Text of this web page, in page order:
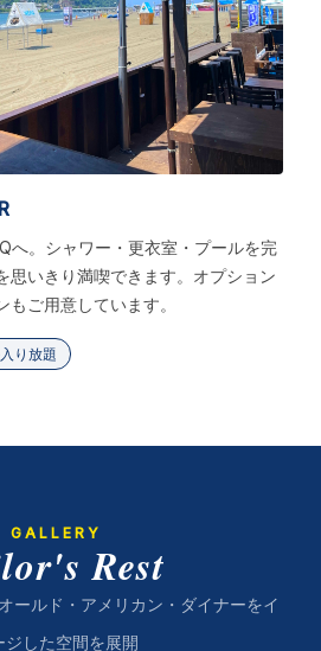
へ。シャワー・更衣室・プールを完
思いきり満喫できます。オプション
ご用意しています。
り放題
GALLERY
Rest
ールド・アメリカン・ダイナーをイ
ジした空間を展開